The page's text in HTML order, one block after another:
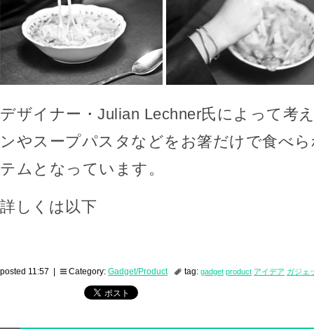
デザイナー・Julian Lechner氏によって考
ンやスープパスタなどをお箸だけで食べ
テムとなっています。
詳しくは以下
posted 11:57 | Category: Gadget/Product tag: gadget product アイデア ガジェ